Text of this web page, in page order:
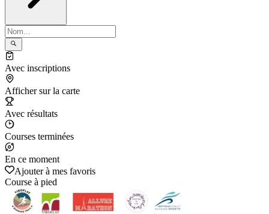
Avec inscriptions
Afficher sur la carte
Avec résultats
Courses terminées
En ce moment
Ajouter à mes favoris
Course à pied